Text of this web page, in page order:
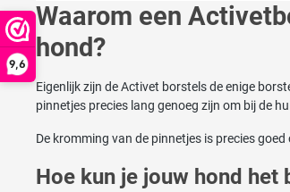
9,6
Waarom een
hond?
Eigenlijk zijn de Activet borstels de enige
pinnetjes precies lang genoeg zijn om bij de
De kromming van de pinnetjes is precies
Hoe kun je jouw hond het